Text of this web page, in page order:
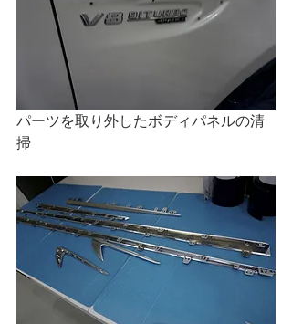
パーツを取り外したボディパネルの清
掃